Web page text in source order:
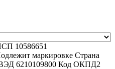
10586651
маркировке Страна
6210109800 Код ОКПД2